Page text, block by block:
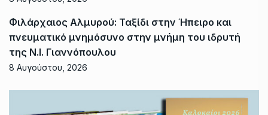
Φιλάρχαιος Αλμυρού: Ταξίδι στην Ήπειρο και
πνευματικό μνημόσυνο στην μνήμη του ιδρυτή
της Ν.Ι. Γιαννόπουλου
8 Αυγούστου, 2026